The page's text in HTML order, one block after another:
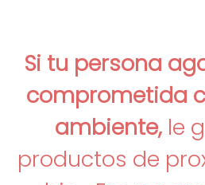
Si tu persona
comprometida
ambiente, le
productos de